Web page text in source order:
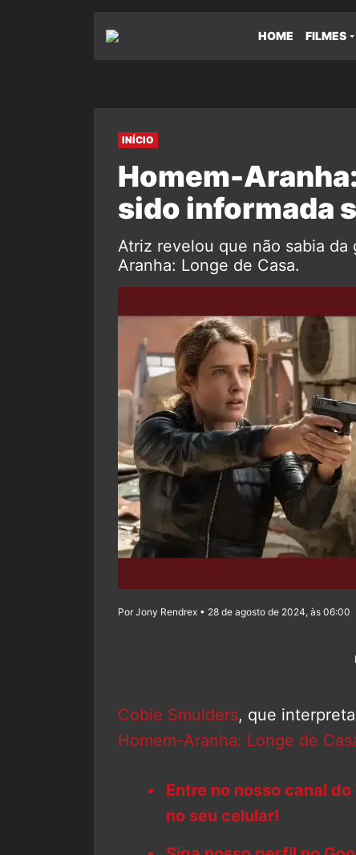
HOME FILMES
INÍCIO
Homem-
sido informada
Atriz revelou que não sabia
Aranha: Longe de Casa.
Por Jony Rendrex • 28 de agosto de 2024, às 06:00
Cobie Smulders, que
Homem-Aranha: Longe de
Entre no nosso canal
no seu celular!